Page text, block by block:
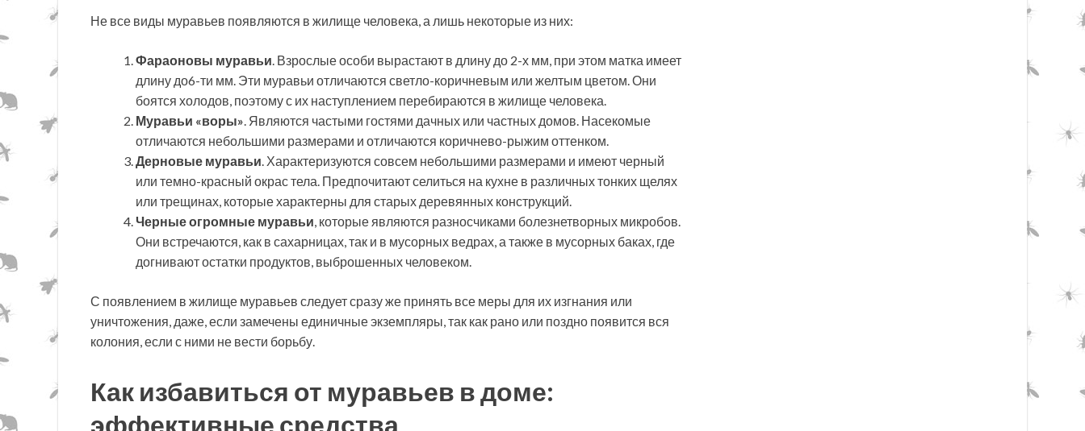
Не все виды муравьев появляются в жилище человека, а лишь некоторые из них:
Фараоновы муравьи. Взрослые особи вырастают в длину до 2-х мм, при этом матка имеет
длину до6-ти мм. Эти муравьи отличаются светло-коричневым или желтым цветом. Они
боятся холодов, поэтому с их наступлением перебираются в жилище человека.
Муравьи «воры». Являются частыми гостями дачных или частных домов. Насекомые
отличаются небольшими размерами и отличаются коричнево-рыжим оттенком.
Дерновые муравьи. Характеризуются совсем небольшими размерами и имеют черный
или темно-красный окрас тела. Предпочитают селиться на кухне в различных тонких щелях
или трещинах, которые характерны для старых деревянных конструкций.
Черные огромные муравьи, которые являются разносчиками болезнетворных микробов.
Они встречаются, как в сахарницах, так и в мусорных ведрах, а также в мусорных баках, где
догнивают остатки продуктов, выброшенных человеком.
С появлением в жилище муравьев следует сразу же принять все меры для их изгнания или
уничтожения, даже, если замечены единичные экземпляры, так как рано или поздно появится вся
колония, если с ними не вести борьбу.
Как избавиться от муравьев в доме:
эффективные средства